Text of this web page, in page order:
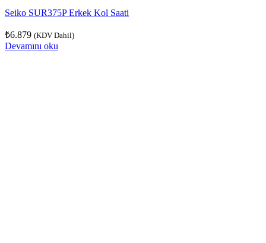
Seiko SUR375P Erkek Kol Saati
₺6.879 (KDV Dahil)
Devamını oku